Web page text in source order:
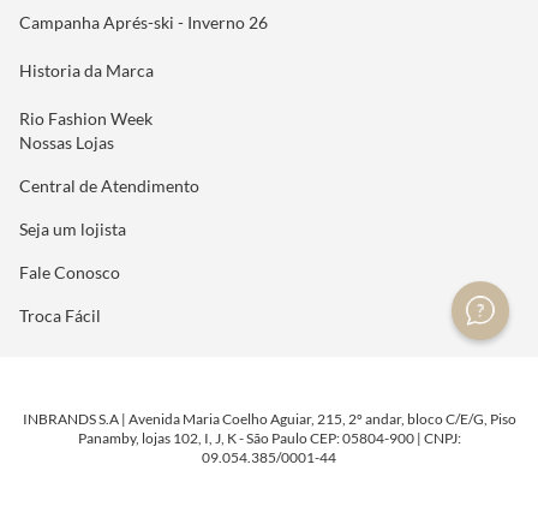
Campanha Aprés-ski - Inverno 26
Historia da Marca
Rio Fashion Week
Nossas Lojas
Central de Atendimento
Seja um lojista
Fale Conosco
Troca Fácil
INBRANDS S.A | Avenida Maria Coelho Aguiar, 215, 2º andar, bloco C/E/G, Piso
Panamby, lojas 102, I, J, K - São Paulo CEP: 05804-900 | CNPJ:
09.054.385/0001-44